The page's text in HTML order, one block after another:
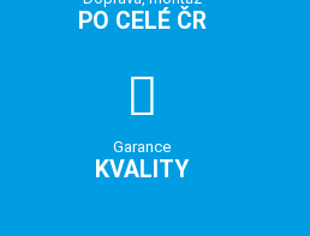
PO CELÉ ČR
Garance
KVALITY